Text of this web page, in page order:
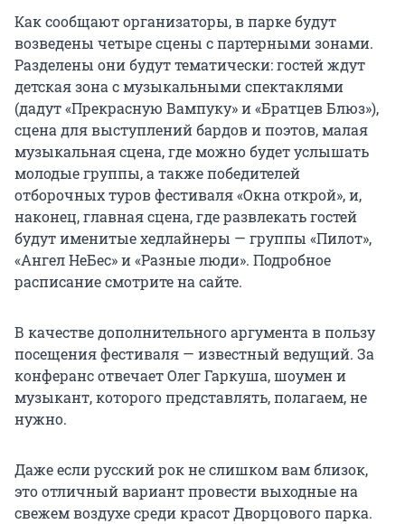
Как сообщают организаторы, в парке будут
возведены четыре сцены с партерными зонами.
Разделены они будут тематически: гостей ждут
детская зона с музыкальными спектаклями
(дадут «Прекрасную Вампуку» и «Братцев Блюз»),
сцена для выступлений бардов и поэтов, малая
музыкальная сцена, где можно будет услышать
молодые группы, а также победителей
отборочных туров фестиваля «Окна открой», и,
наконец, главная сцена, где развлекать гостей
будут именитые хедлайнеры — группы «Пилот»,
«Ангел НеБес» и «Разные люди». Подробное
расписание смотрите на сайте.
В качестве дополнительного аргумента в пользу
посещения фестиваля — известный ведущий. За
конферанс отвечает Олег Гаркуша, шоумен и
музыкант, которого представлять, полагаем, не
нужно.
Даже если русский рок не слишком вам близок,
это отличный вариант провести выходные на
свежем воздухе среди красот Дворцового парка.